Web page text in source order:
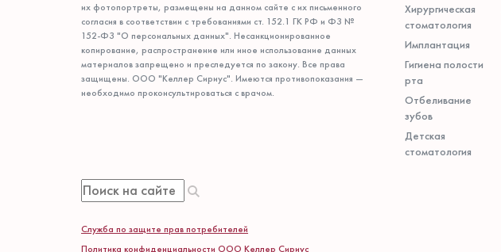
их фотопортреты, размещены на данном сайте с их письменного
согласия в соответствии с требованиями ст. 152.1 ГК РФ и ФЗ №
152-ФЗ "О персональных данных". Несанкционированное
копирование, распространение или иное использование данных
материалов запрещено и преследуется по закону. Все права
защищены. ООО "Келлер Сириус". Имеются противопоказания —
необходимо проконсультироваться с врачом.
Хирургическая
стоматология
Имплантация
Гигиена полости
рта
Отбеливание
зубов
Детская
стоматология
Служба по защите прав потребителей
Политика конфиденциальности ООО Келлер Сириус